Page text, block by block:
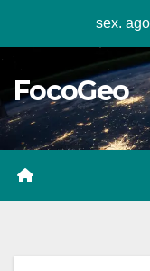
sex.
FocoGeo